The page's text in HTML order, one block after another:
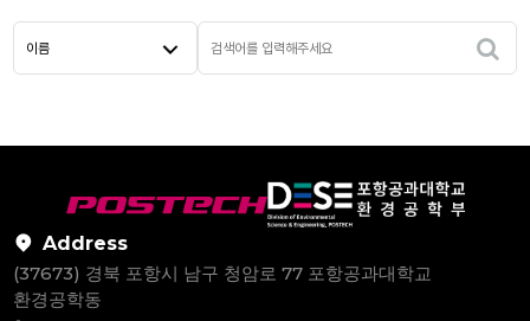
Address
(37673) 경북 포항시 남구 청암로 77 포항공과대학교
환경공학동